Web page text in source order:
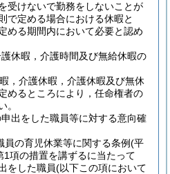
受けないで勤務をしないことが
で定める場合における休暇と
める期間内において必要と認め
休暇，介護時間及び無給休暇の
，介護休暇，介護休暇及び無休
めるところにより，任命権者の
。
出をした職員等に対する意向確
員の育児休業等に関する条例(平
1項の措置を講ずるに当たって
をした職員(以下この項において